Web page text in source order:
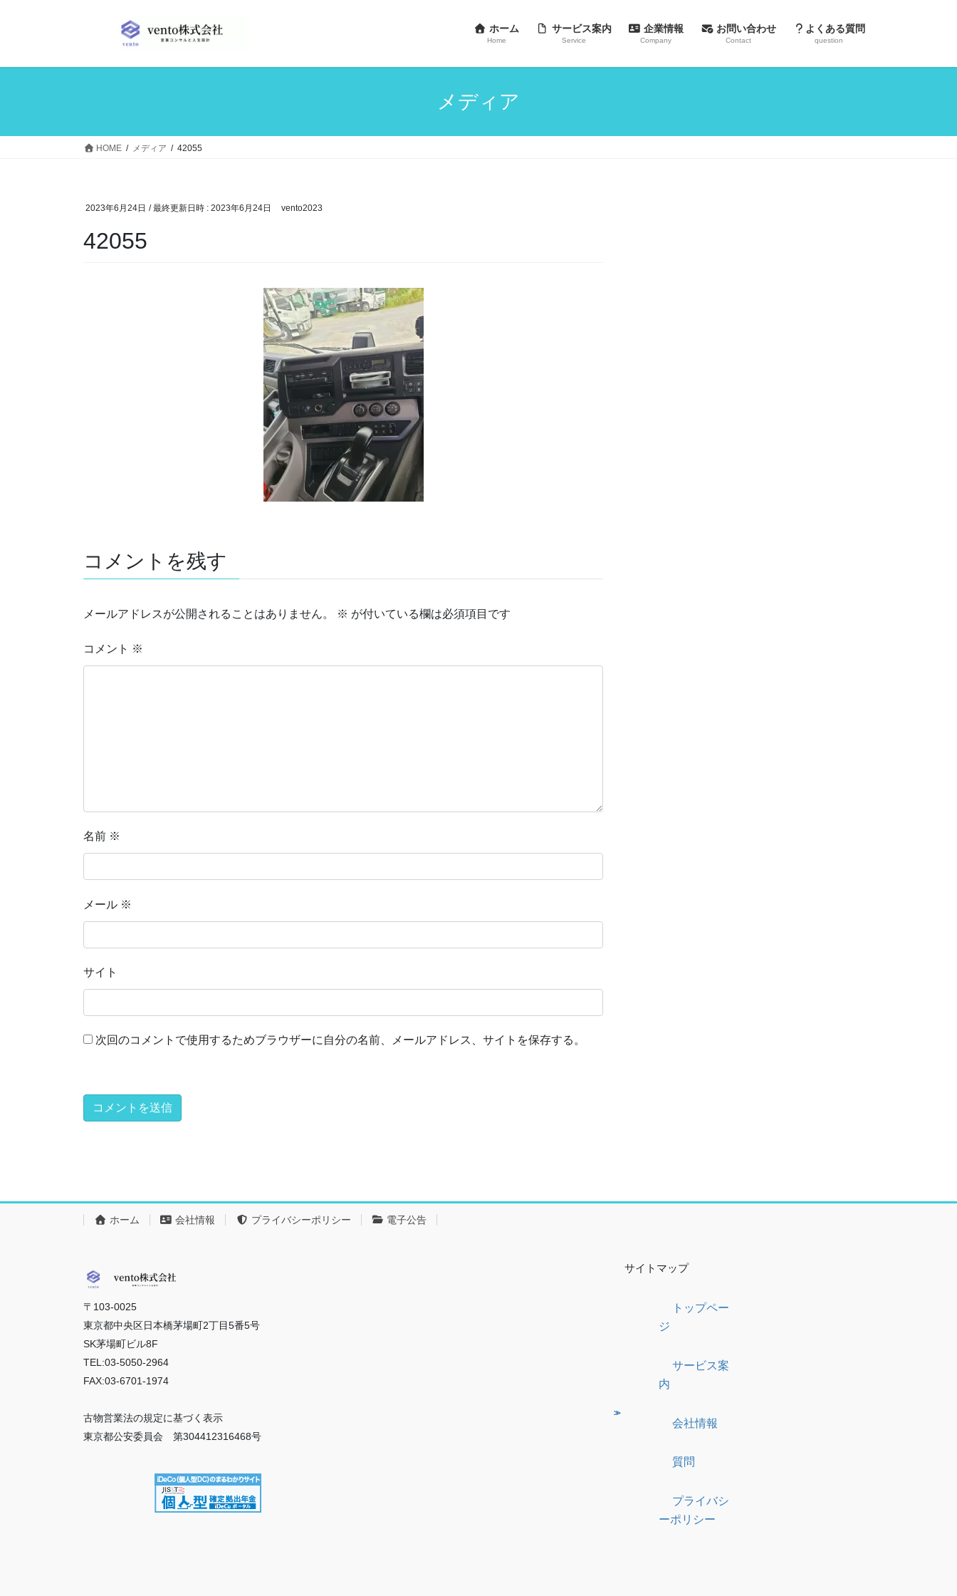
ホーム
Home
サービス案内
Service
企業情報
Company
お問い合わせ
Contact
よくある質問
question
メディア
HOME メディア 42055
2023年6月24日 / 最終更新日時 : 2023年6月24日 vento2023
42055
コメントを残す
メールアドレスが公開されることはありません。 ※ が付いている欄は必須項目です
コメント ※
名前 ※
メール ※
サイト
次回のコメントで使用するためブラウザーに自分の名前、メールアドレス、サイトを保存する。
ホーム 会社情報 プライバシーポリシー 電子公告
〒103-0025
東京都中央区日本橋茅場町2丁目5番5号
SK茅場町ビル8F
TEL:03-5050-2964
FAX:03-6701-1974
古物営業法の規定に基づく表示
東京都公安委員会 第304412316468号
サイトマップ
トップペー
ジ
サービス案
内
会社情報
質問
プライバシ
ーポリシー